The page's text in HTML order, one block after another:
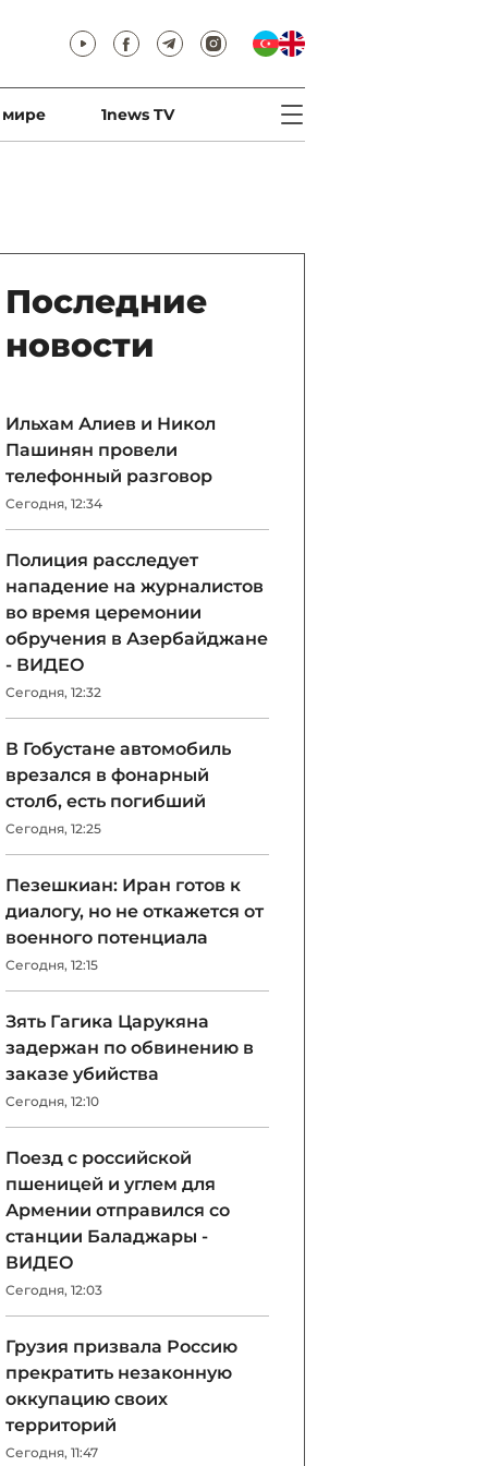
мире 1news TV
Последние
новости
Ильхам Алиев и Никол
Пашинян провели
телефонный разговор
Сегодня, 12:34
Полиция расследует
нападение на журналистов
во время церемонии
обручения в Азербайджане
- ВИДЕО
Сегодня, 12:32
В Гобустане автомобиль
врезался в фонарный
столб, есть погибший
Сегодня, 12:25
Пезешкиан: Иран готов к
диалогу, но не откажется от
военного потенциала
Сегодня, 12:15
Зять Гагика Царукяна
задержан по обвинению в
заказе убийства
Сегодня, 12:10
Поезд с российской
пшеницей и углем для
Армении отправился со
станции Баладжары -
ВИДЕО
Сегодня, 12:03
Грузия призвала Россию
прекратить незаконную
оккупацию своих
территорий
Сегодня, 11:47